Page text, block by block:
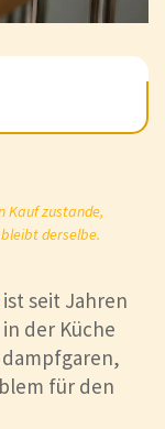
Kauf zustande,
derselbe.
ist seit Jahren
der Küche
für den